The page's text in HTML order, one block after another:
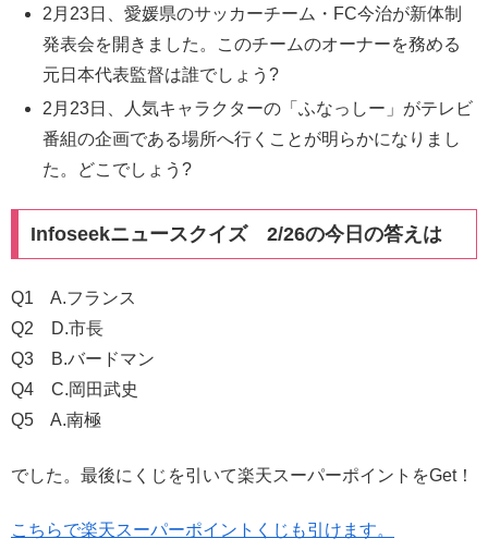
2月23日、愛媛県のサッカーチーム・FC今治が新体制
発表会を開きました。このチームのオーナーを務める
元日本代表監督は誰でしょう?
2月23日、人気キャラクターの「ふなっしー」がテレビ
番組の企画である場所へ行くことが明らかになりまし
た。どこでしょう?
Infoseekニュースクイズ 2/26の今日の答えは
Q1 A.フランス
Q2 D.市長
Q3 B.バードマン
Q4 C.岡田武史
Q5 A.南極
でした。最後にくじを引いて楽天スーパーポイントをGet！
こちらで楽天スーパーポイントくじも引けます。